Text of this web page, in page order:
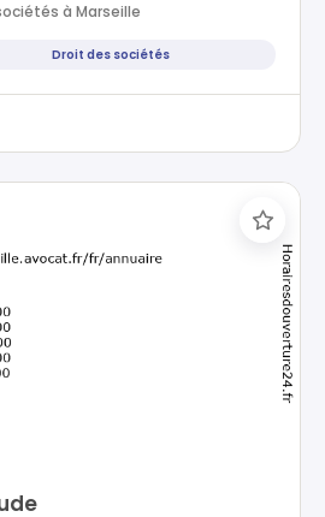
à Marseille
Droit des sociétés